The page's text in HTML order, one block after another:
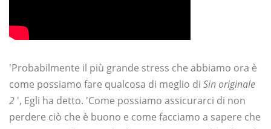
'Probabilmente il più grande stress che abbiamo ora è
come possiamo fare qualcosa di meglio di Sin originale
2 ', Egli ha detto. 'Come possiamo assicurarci di non
perdere ciò che è buono e come facciamo a sapere che